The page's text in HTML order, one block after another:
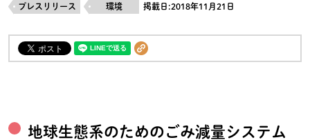
プレスリリース 環境 掲載日:2018年11月21日
地球生態系のためのごみ減量システム